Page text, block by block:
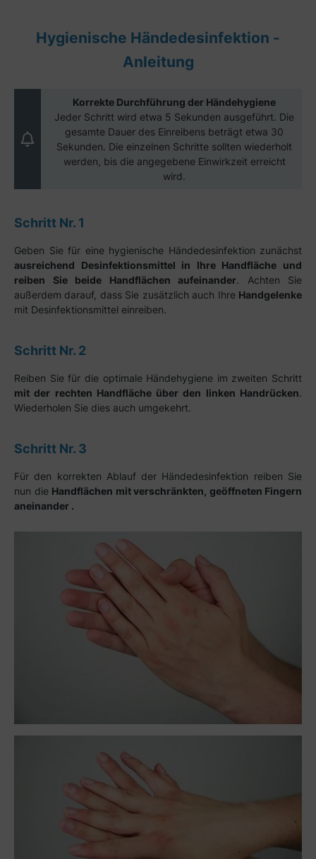
Hygienische Händedesinfektion -
Anleitung
Korrekte Durchführung der Händehygiene
Jeder Schritt wird etwa 5 Sekunden ausgeführt. Die
gesamte Dauer des Einreibens beträgt etwa 30
Sekunden. Die einzelnen Schritte sollten wiederholt
werden, bis die angegebene Einwirkzeit erreicht
wird.
Schritt Nr. 1
Geben Sie für eine hygienische Händedesinfektion zunächst
ausreichend Desinfektionsmittel in Ihre Handfläche und
reiben Sie beide Handflächen aufeinander. Achten Sie
außerdem darauf, dass Sie zusätzlich auch Ihre Handgelenke
mit Desinfektionsmittel einreiben.
Schritt Nr. 2
Reiben Sie für die optimale Händehygiene im zweiten Schritt
mit der rechten Handfläche über den linken Handrücken.
Wiederholen Sie dies auch umgekehrt.
Schritt Nr. 3
Für den korrekten Ablauf der Händedesinfektion reiben Sie
nun die Handflächen mit verschränkten, geöffneten Fingern
aneinander .